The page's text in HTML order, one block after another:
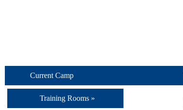
Current Camp
Training Rooms »